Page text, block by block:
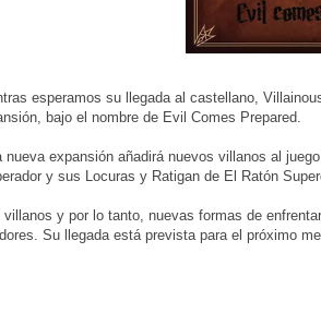
esperamos su llegada al castellano,
bajo el nombre de Evil Comes Prepared.
nueva expansión añadirá nuevos villanos al
y sus Locuras y Ratigan de El Ratón
villanos y por lo tanto, nuevas formas de
Su llegada está prevista para el próximo